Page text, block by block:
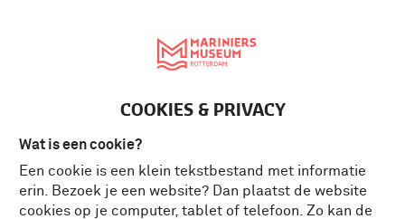
COOKIES & PRIVACY
Wat is een cookie?
Een cookie is een klein tekstbestand met informatie
erin. Bezoek je een website? Dan plaatst de website
cookies op je computer, tablet of telefoon. Zo kan de